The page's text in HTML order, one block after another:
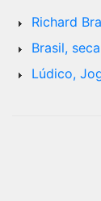
Richard
Brasil,
Lúdico,